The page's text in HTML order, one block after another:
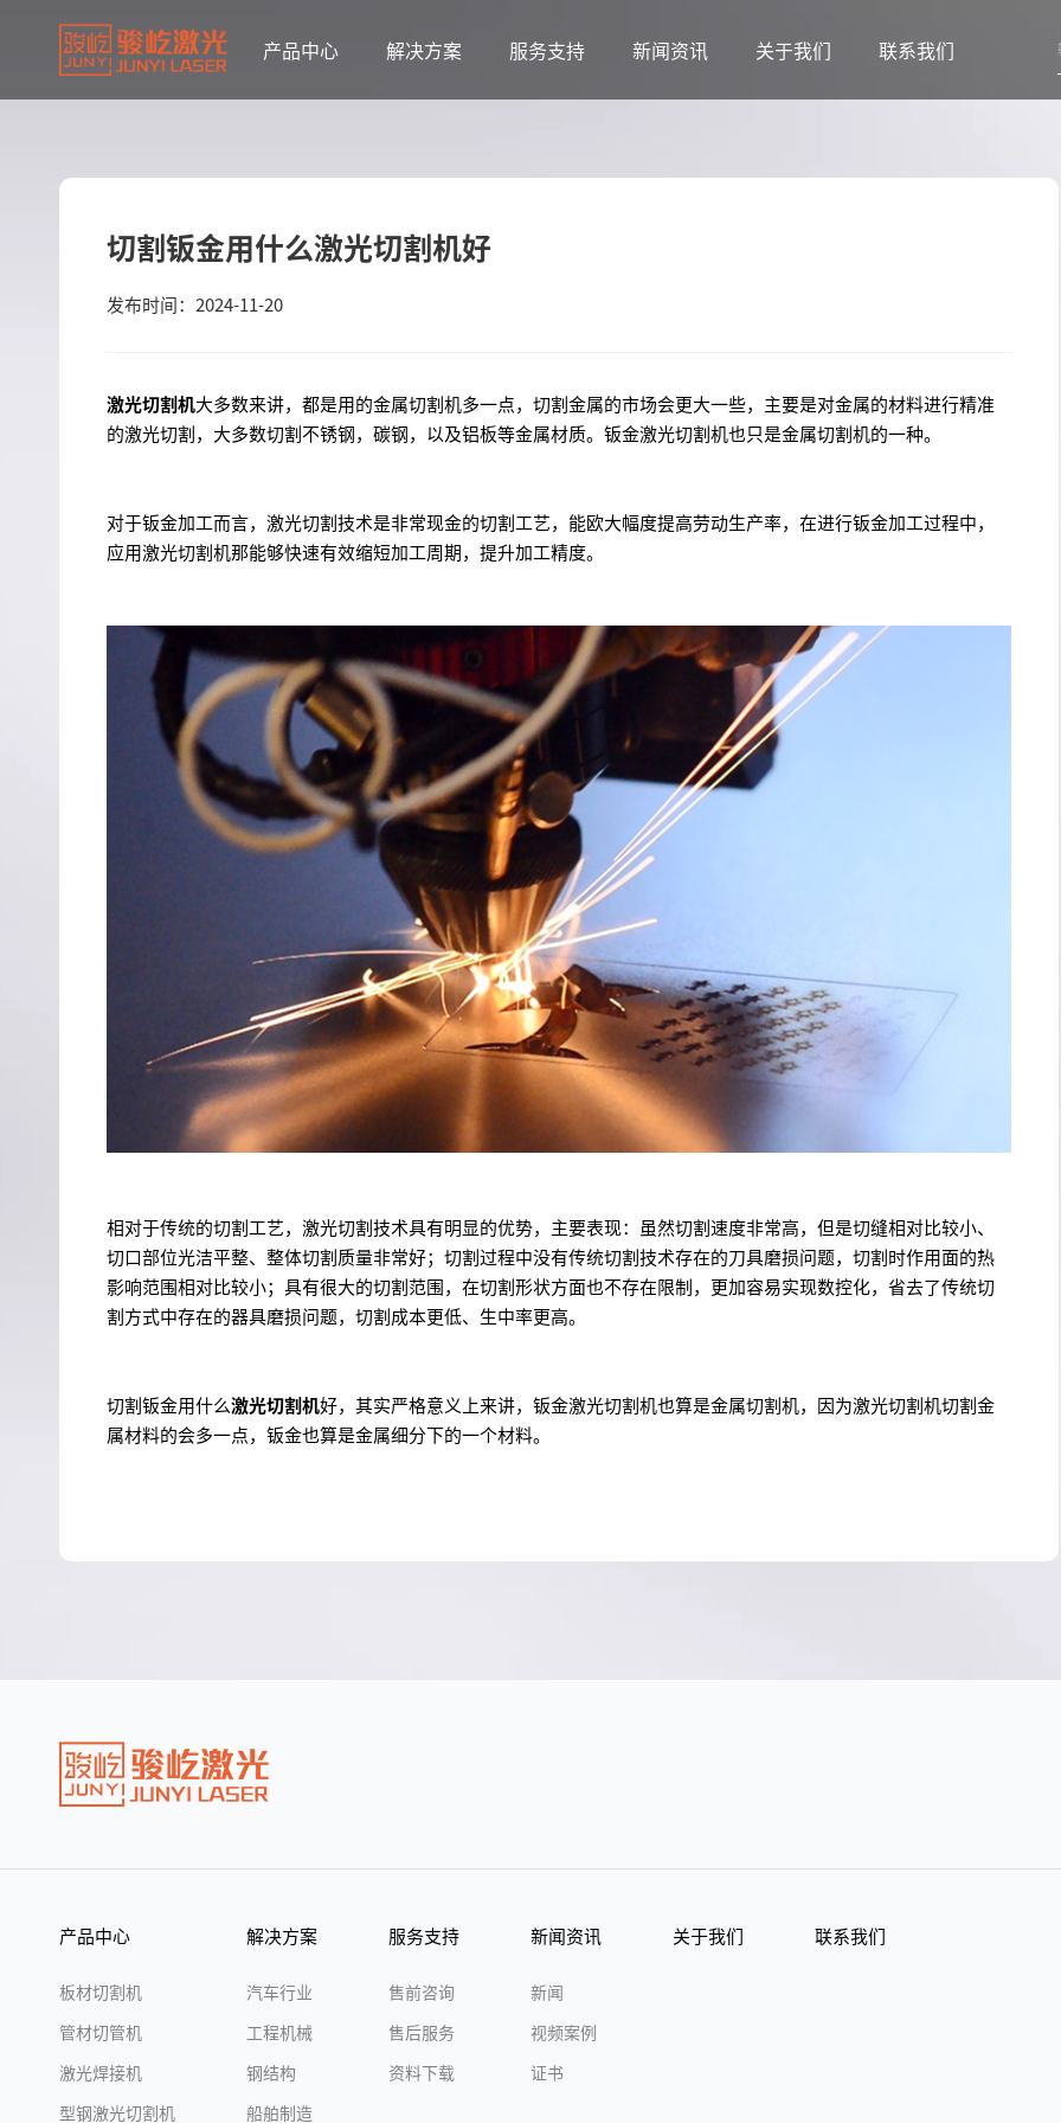
产品中心 解决方案 服务支持 新闻资讯 关于我们 联系我们
切割钣金用什么激光切割机好
发布时间：2024-11-20
激光切割机大多数来讲，都是用的金属切割机多一点，切割金属的市场会更大一些，主要是对金属的材料进行精准
的激光切割，大多数切割不锈钢，碳钢，以及铝板等金属材质。钣金激光切割机也只是金属切割机的一种。
对于钣金加工而言，激光切割技术是非常现金的切割工艺，能欧大幅度提高劳动生产率，在进行钣金加工过程中，
应用激光切割机那能够快速有效缩短加工周期，提升加工精度。
相对于传统的切割工艺，激光切割技术具有明显的优势，主要表现：虽然切割速度非常高，但是切缝相对比较小、
切口部位光洁平整、整体切割质量非常好；切割过程中没有传统切割技术存在的刀具磨损问题，切割时作用面的热
影响范围相对比较小；具有很大的切割范围，在切割形状方面也不存在限制，更加容易实现数控化，省去了传统切
割方式中存在的器具磨损问题，切割成本更低、生中率更高。
切割钣金用什么激光切割机好，其实严格意义上来讲，钣金激光切割机也算是金属切割机，因为激光切割机切割金
属材料的会多一点，钣金也算是金属细分下的一个材料。
产品中心
板材切割机
管材切管机
激光焊接机
型钢激光切割机
解决方案
汽车行业
工程机械
钢结构
船舶制造
服务支持
售前咨询
售后服务
资料下载
新闻资讯
新闻
视频案例
证书
关于我们 联系我们